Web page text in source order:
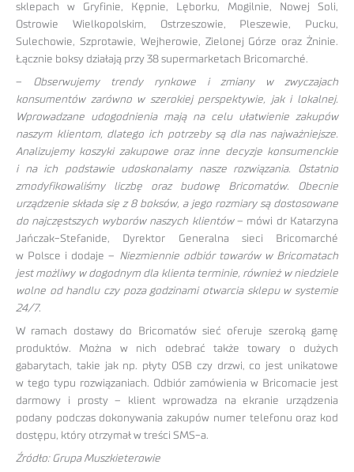
sklepach w Gryfinie, Kępnie, Lęborku, Mogilnie, Nowej Soli,
Ostrowie Wielkopolskim, Ostrzeszowie, Pleszewie, Pucku,
Sulechowie, Szprotawie, Wejherowie, Zielonej Górze oraz Żninie.
Łącznie boksy działają przy 38 supermarketach Bricomarché.
– Obserwujemy trendy rynkowe i zmiany w zwyczajach
konsumentów zarówno w szerokiej perspektywie, jak i lokalnej.
Wprowadzane udogodnienia mają na celu ułatwienie zakupów
naszym klientom, dlatego ich potrzeby są dla nas najważniejsze.
Analizujemy koszyki zakupowe oraz inne decyzje konsumenckie
i na ich podstawie udoskonalamy nasze rozwiązania. Ostatnio
zmodyfikowaliśmy liczbę oraz budowę Bricomatów. Obecnie
urządzenie składa się z 8 boksów, a jego rozmiary są dostosowane
do najczęstszych wyborów naszych klientów– mówi dr Katarzyna
Jańczak-Stefanide, Dyrektor Generalna sieci Bricomarché
w Polsce i dodaje – Niezmiennie odbiór towarów w Bricomatach
jest możliwy w dogodnym dla klienta terminie, również w niedziele
wolne od handlu czy poza godzinami otwarcia sklepu w systemie
24/7.
W ramach dostawy do Bricomatów sieć oferuje szeroką gamę
produktów. Można w nich odebrać także towary o dużych
gabarytach, takie jak np. płyty OSB czy drzwi, co jest unikatowe
w tego typu rozwiązaniach. Odbiór zamówienia w Bricomacie jest
darmowy i prosty – klient wprowadza na ekranie urządzenia
podany podczas dokonywania zakupów numer telefonu oraz kod
dostępu, który otrzymał w treści SMS-a.
Źródło: Grupa Muszkieterowie